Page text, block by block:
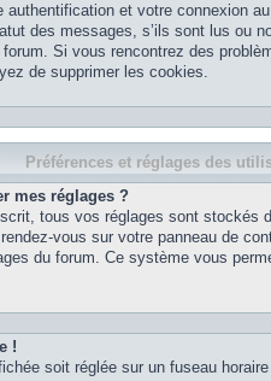
authentification et votre connexion
des messages, s’ils sont lus ou
Si vous rencontrez des
de supprimer les cookies.
Préférences et réglages des
mes réglages ?
tous vos réglages sont stockés
vous sur votre panneau de
du forum. Ce système vous
!
soit réglée sur un fuseau